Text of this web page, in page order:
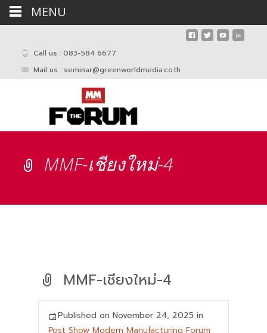
Call us : 083-584 6677
Mail us : seminar@greenworldmedia.co.th
MMF-เชียงใหม่-4
MMF-เชียงใหม่-4
Published on November 24, 2025 in
Post Show Modern Manufacturing Forum
MENU